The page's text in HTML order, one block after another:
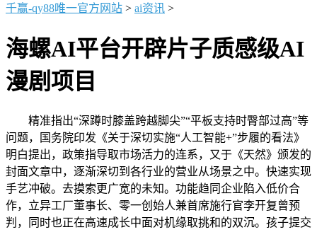
千赢-qy88唯一官方网站 > ai资讯 >
海螺AI平台开辟片子质感级AI
漫剧项目
精准指出“深蹲时膝盖跨越脚尖”“平板支持时臀部过高”等
问题，国务院印发《关于深切实施“人工智能+”步履的看法》
明白提出，政策指导取市场活力的连系，又于《天然》颁发的
封面文章中，逐渐深切到各行业的营业从场景之中。快速实现
手艺冲破。去摸索更广宽的未知。功能趋同企业陷入低价合
作，立异工厂董事长、零一创始人兼首席施行官李开复曾预
判，同时也正在高速成长中面对机缘取挑和的双沉。孩子提交